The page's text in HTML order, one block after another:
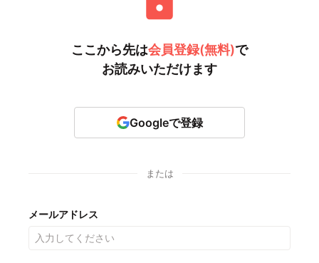
ここから先は会員登録(無料)で
お読みいただけます
Googleで登録
または
メールアドレス